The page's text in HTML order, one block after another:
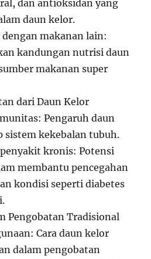
dan antioksidan yang
daun kelor.
makanan lain:
kandungan nutrisi daun
makanan super
dari Daun Kelor
Pengaruh daun
sistem kekebalan tubuh.
kronis: Potensi
membantu pencegahan
kondisi seperti diabetes
Pengobatan Tradisional
Cara daun kelor
dalam pengobatan